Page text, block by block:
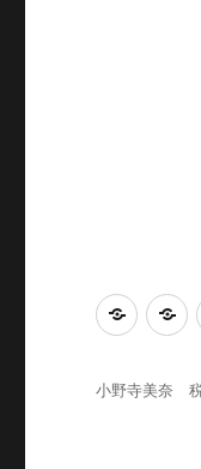
事
所
理
小野寺美奈